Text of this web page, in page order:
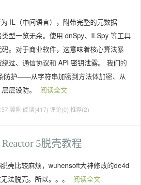
IL（中间语言），附带完整的元数据——
型一览无余。使用 dnSpy、ILSpy 等工具
。对于商业软件，这意味着核心算法暴
过、通信协议和 API 密钥泄露。 我们的
防护——从字符串加密到方法体加密、从
层设防。
阅读全文
翼帆 阅读(417) 评论(0) 推荐(2)
Reactor 5脱壳教程
壳比较麻烦，wuhensoft大神修改的de4d
法脱壳。所以。。。
阅读全文